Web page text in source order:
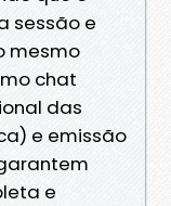
sessão e
mesmo
chat
das
e emissão
e